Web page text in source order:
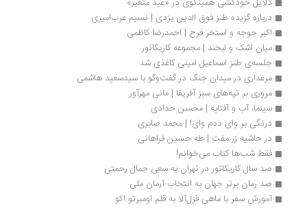
درباره گزیده طنز فوق الدین یزدی | نسیم عرب‌امیری
اکبر جوجه و استخر فرح | احمدرضا کاظمی
میان اشک و لبخند | مجموعه کاریکاتور
جلسه‌ی طنز اسماعیل امینی کاغذی شد
مرغداری در میدان جنگ در گفت‌وگو با سیدسعید هاشمی
مروری بر تپه‌های سبز آفریقا | مانی مهرآور
سینما، آب و آفتابه | محسن حدادی
درنگی بر وای ددم وای! | محمد صابری
در حاشیه زر مفت | طه حسین فراهانی
فقط شب‌ها کتاب می‌خوانم!
صد سال کاریکاتور در تهران به سعی جمال رحمتی
صد رمان برتر جهان به انتخاب آرمان ملی
آمورش سفر با ماهی قزل‌آلا به قلم اومبرتو اکو